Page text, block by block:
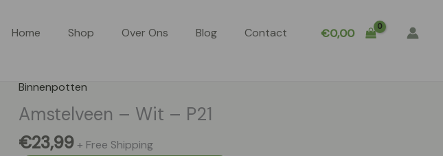
Home Shop Over Ons Blog Contact €0,00
Binnenpotten
Amstelveen – Wit – P21
€23,99 + Free Shipping